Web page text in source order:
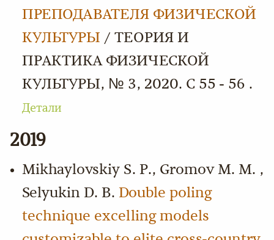
ПРЕПОДАВАТЕЛЯ ФИЗИЧЕСКОЙ
КУЛЬТУРЫ / ТЕОРИЯ И
ПРАКТИКА ФИЗИЧЕСКОЙ
КУЛЬТУРЫ, № 3, 2020. С 55 - 56 .
Детали
2019
Mikhaylovskiy S. P., Gromov M. M. ,
Selyukin D. B. Double poling
technique excelling models